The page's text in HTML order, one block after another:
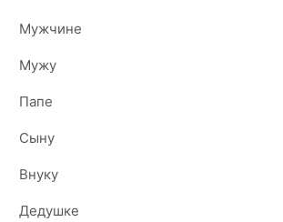
Мужчине
Мужу
Папе
Сыну
Внуку
Дедушке